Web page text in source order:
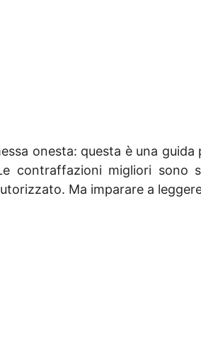
onesta: questa è una
contraffazioni migliori sono
Ma imparare a